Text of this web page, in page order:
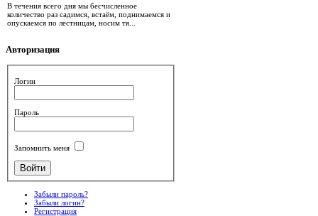
В течения всего дня мы бесчисленное
количество раз садимся, встаём, поднимаемся и
опускаемся по лестницам, носим тя...
Авторизация
Логин
Пароль
Запомнить меня
Забыли пароль?
Забыли логин?
Регистрация